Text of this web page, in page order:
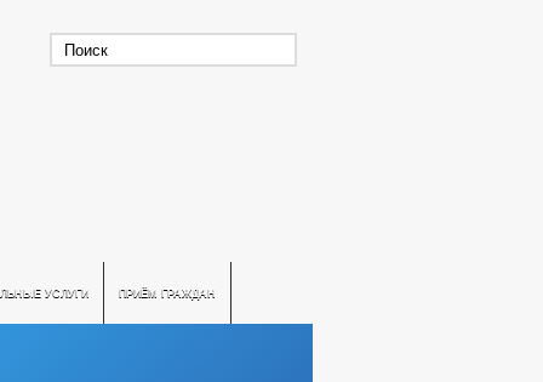
УСЛУГИ ПРИЁМ ГРАЖДАН